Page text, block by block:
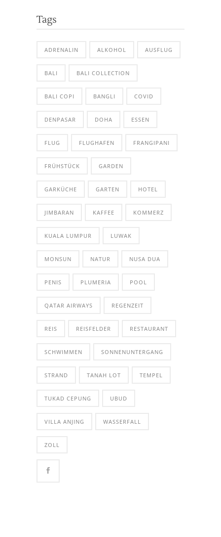
Tags
ADRENALIN ALKOHOL AUSFLUG
BALI BALI COLLECTION
BALI COPI BANGLI COVID
DENPASAR DOHA ESSEN
FLUG FLUGHAFEN FRANGIPANI
FRÜHSTÜCK GARDEN
GARKÜCHE GARTEN HOTEL
JIMBARAN KAFFEE KOMMERZ
KUALA LUMPUR LUWAK
MONSUN NATUR NUSA DUA
PENIS PLUMERIA POOL
QATAR AIRWAYS REGENZEIT
REIS REISFELDER RESTAURANT
SCHWIMMEN SONNENUNTERGANG
STRAND TANAH LOT TEMPEL
TUKAD CEPUNG UBUD
VILLA ANJING WASSERFALL
ZOLL